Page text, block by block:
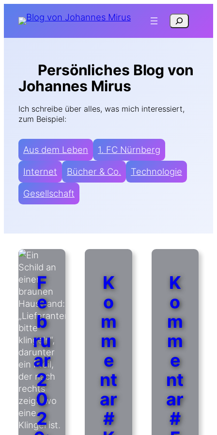
Inhalt
Suchen
Persönliches Blog von
Johannes Mirus
Ich schreibe über alles, was mich interessiert,
zum Beispiel:
Aus dem Leben 1. FC Nürnberg
Internet Bücher & Co. Technologie
Gesellschaft
F
e
b
ru
ar
2
0
2
K
o
m
m
e
nt
ar
#
K
o
m
m
e
nt
ar
#